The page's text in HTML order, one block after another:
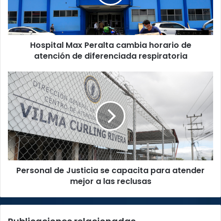
atención
de
diferenciada
respiratoriaHospital Max Peralta cambia horario de
atención de diferenciada respiratoria
Personal
de
Justicia
se
capacita
para
atender
mejor
a
Personal de Justicia se capacita para atender
mejor a las reclusas